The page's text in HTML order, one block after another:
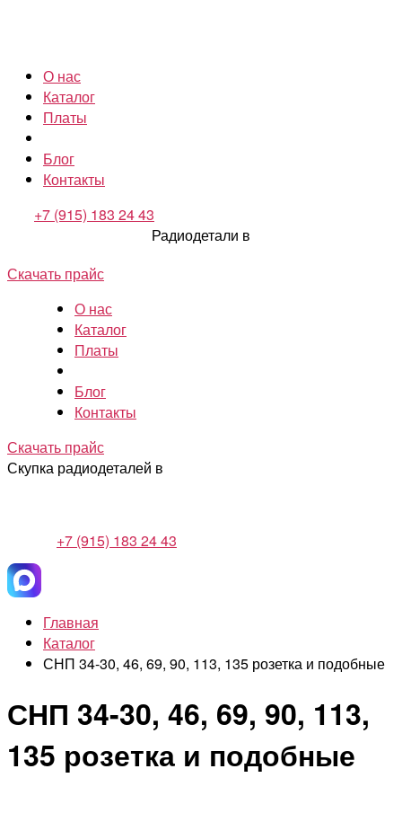
О нас
Каталог
Платы
Блог
Контакты
+7 (915) 183 24 43
Радиодетали в
Скачать прайс
О нас
Каталог
Платы
Блог
Контакты
Скачать прайс
Скупка радиодеталей в
+7 (915) 183 24 43
Главная
Каталог
СНП 34-30, 46, 69, 90, 113, 135 розетка и подобные
СНП 34-30, 46, 69, 90, 113,
135 розетка и подобные